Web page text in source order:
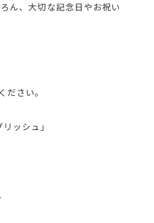
ん、大切な記念日やお祝い
さい。
ッシュ」